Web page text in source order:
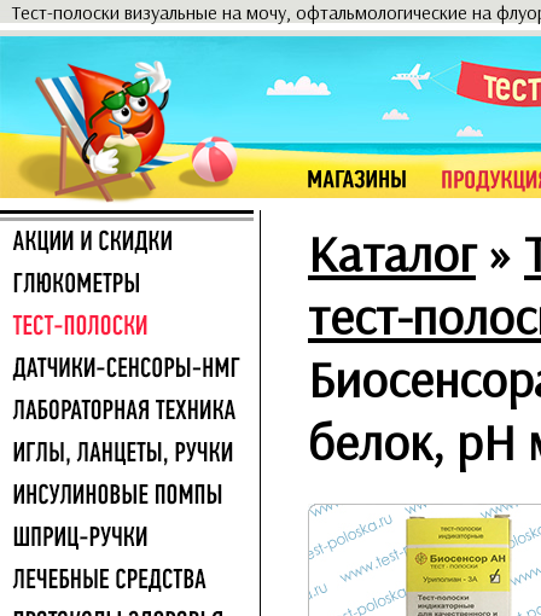
Тест-полоски визуальные на мочу, офтальмологические на
Каталог»
тест-
белок, pH